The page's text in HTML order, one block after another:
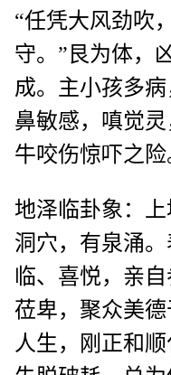
“任凭大风劲吹
守。”艮为体，
成。主小孩多病
鼻敏感，嗔觉灵
牛咬伤惊吓之险
地泽临卦象：
洞穴，有泉涌
临、喜悦，亲
莅卑，聚众美
人生，刚正和顺